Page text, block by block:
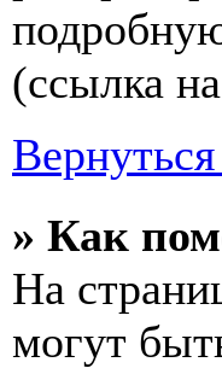
(ссылка
» Как
На
могут